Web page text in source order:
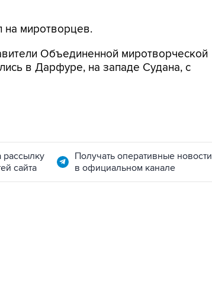
миротворцев.
Объединенной миротворческой
в Дарфуре, на западе Судана, с
рассылку
сайта
Получать оперативные новости
в официальном канале